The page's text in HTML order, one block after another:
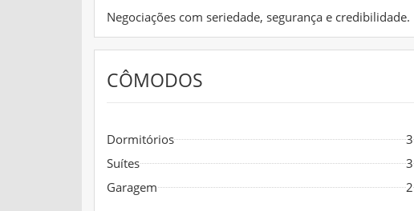
Negociações com seriedade, segurança e credibilidade.
CÔMODOS
Dormitórios 3
Suítes
3
Garagem
2